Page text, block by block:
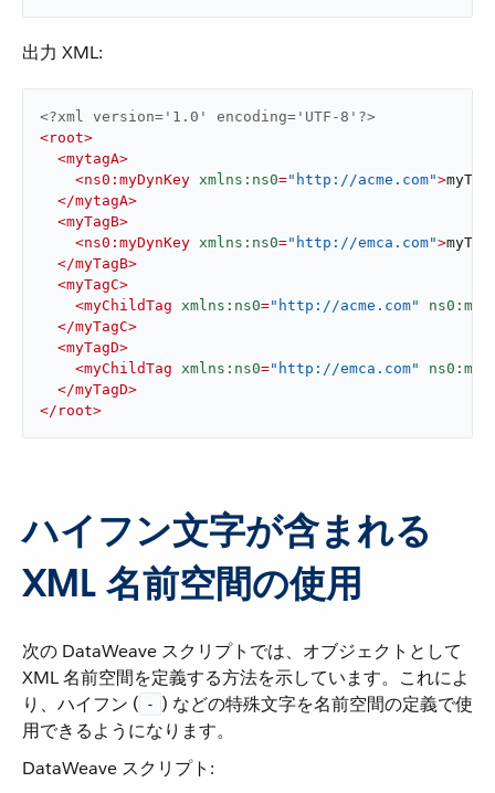
出力 XML:
<?xml version='1.0' encoding='UTF-8'?>
<root>
<mytagA>
<ns0:myDynKey xmlns:ns0="http://acme.com">
</mytagA>
<myTagB>
<ns0:myDynKey xmlns:ns0="http://emca.com">
</myTagB>
<myTagC>
<myChildTag xmlns:ns0="http://acme.com"
</myTagC>
<myTagD>
<myChildTag xmlns:ns0="http://emca.com"
</myTagD>
</ root>
ハイフン文字が含まれる
XML 名前空間の使用
次の DataWeave スクリプトでは、オブジェクトとして
XML 名前空間を定義する方法を示しています。これによ
り、ハイフン (​ - ​) などの特殊文字を名前空間の定義で使
用できるようになります。
DataWeave スクリプト: